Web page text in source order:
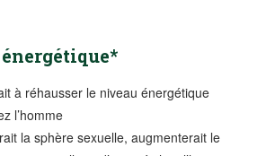
à réhausser le niveau énergétique
l’homme
la sphère sexuelle, augmenterait le